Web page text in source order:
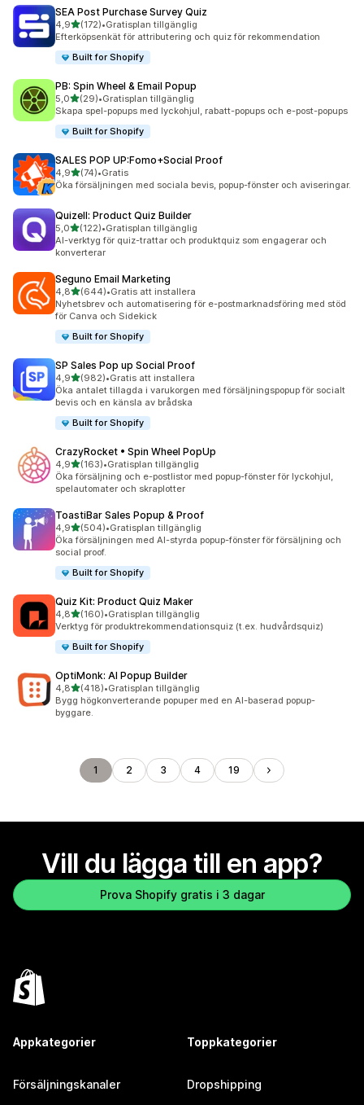
SEA Post Purchase Survey Quiz
4,9av 5 stjärnor
(172)
172 recensioner totalt
•Gratisplan tillgänglig
Efterköpsenkät för attributering och quiz för rekommendation
Built for Shopify
PB: Spin Wheel & Email Popup
5,0av 5 stjärnor
(29)
29 recensioner totalt
•Gratisplan tillgänglig
Skapa spel-popups med lyckohjul, rabatt-popups och e-post-popups
Built for Shopify
SALES POP UP:Fomo+Social Proof
4,9av 5 stjärnor
(74)
74 recensioner totalt
•Gratis
Öka försäljningen med sociala bevis, popup-fönster och aviseringar.
Quizell: Product Quiz Builder
5,0av 5 stjärnor
(122)
122 recensioner totalt
•Gratisplan tillgänglig
AI-verktyg för quiz-trattar och produktquiz som engagerar och
konverterar
Seguno Email Marketing
4,8av 5 stjärnor
(644)
644 recensioner totalt
•Gratis att installera
Nyhetsbrev och automatisering för e-postmarknadsföring med stöd
för Canva och Sidekick
Built for Shopify
SP Sales Pop up Social Proof
4,9av 5 stjärnor
(982)
982 recensioner totalt
•Gratis att installera
Öka antalet tillagda i varukorgen med försäljningspopup för socialt
bevis och en känsla av brådska
Built for Shopify
CrazyRocket • Spin Wheel PopUp
4,9av 5 stjärnor
(163)
163 recensioner totalt
•Gratisplan tillgänglig
Öka försäljning och e-postlistor med popup-fönster för lyckohjul,
spelautomater och skraplotter
ToastiBar Sales Popup & Proof
4,9av 5 stjärnor
(504)
504 recensioner totalt
•Gratisplan tillgänglig
Öka försäljningen med AI-styrda popup-fönster för försäljning och
social proof.
Built for Shopify
Quiz Kit: Product Quiz Maker
4,8av 5 stjärnor
(160)
160 recensioner totalt
•Gratisplan tillgänglig
Verktyg för produktrekommendationsquiz (t.ex. hudvårdsquiz)
Built for Shopify
OptiMonk: AI Popup Builder
4,8av 5 stjärnor
(418)
418 recensioner totalt
•Gratisplan tillgänglig
Bygg högkonverterande popuper med en AI-baserad popup-
byggare.
1 2 3 4 19
Vill du lägga till en app?
Prova Shopify gratis i 3 dagar
Appkategorier
Försäljningskanaler
Toppkategorier
Dropshipping